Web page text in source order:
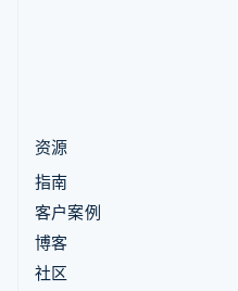
资源
指南
客户案例
博客
社区